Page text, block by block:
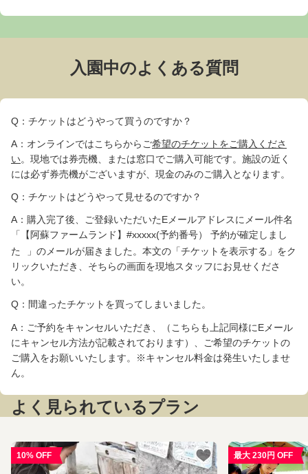
入園中のよくある質問
Q：チケットはどうやって買うのですか？
A：オンラインではこちらからご希望のチケットをご購入くださ
い。現地では券売機、または窓口でご購入可能です。施設の近く
には必ず券売機がございますが、現金のみのご購入となります。
Q：チケットはどうやって見せるのですか？
A：購入完了後、ご登録いただいたEメールアドレスにメール件名
「【阿蘇ファームランド】#xxxxx(予約番号） 予約が確定しまし
た
」のメールが届きました。本文の「チケットを表示する」をク
リックいただき、そちらの画面を現地スタッフにお見せくださ
い。
Q：間違ったチケットを買ってしまいました。
A：ご予約をキャンセルいただき、（こちらも上記同様にEメール
にキャンセル方法が記載されております）、ご希望のチケットの
ご購入をお願いいたします。※キャンセル料金は発生いたしませ
ん。
よく見られているプラン
10% OFF 最大 230円 OFF
AI
ラ
デ
く
ん
質
問
し
内
容